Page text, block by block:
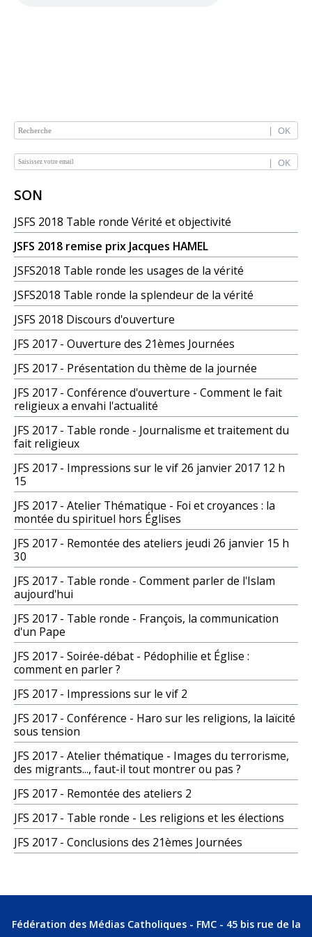
NAVIGATION
SON
JSFS 2018 Table ronde Vérité et objectivité
JSFS 2018 remise prix Jacques HAMEL
JSFS2018 Table ronde les usages de la vérité
JSFS2018 Table ronde la splendeur de la vérité
JSFS 2018 Discours d'ouverture
JFS 2017 - Ouverture des 21èmes Journées
JFS 2017 - Présentation du thème de la journée
JFS 2017 - Conférence d'ouverture - Comment le fait
religieux a envahi l'actualité
JFS 2017 - Table ronde - Journalisme et traitement du
fait religieux
JFS 2017 - Impressions sur le vif 26 janvier 2017 12 h
15
JFS 2017 - Atelier Thématique - Foi et croyances : la
montée du spirituel hors Églises
JFS 2017 - Remontée des ateliers jeudi 26 janvier 15 h
30
JFS 2017 - Table ronde - Comment parler de l'Islam
aujourd'hui
JFS 2017 - Table ronde - François, la communication
d'un Pape
JFS 2017 - Soirée-débat - Pédophilie et Église :
comment en parler ?
JFS 2017 - Impressions sur le vif 2
JFS 2017 - Conférence - Haro sur les religions, la laïcité
sous tension
JFS 2017 - Atelier thématique - Images du terrorisme,
des migrants..., faut-il tout montrer ou pas ?
JFS 2017 - Remontée des ateliers 2
JFS 2017 - Table ronde - Les religions et les élections
JFS 2017 - Conclusions des 21èmes Journées
Fédération des Médias Catholiques - FMC - 45 bis rue de la